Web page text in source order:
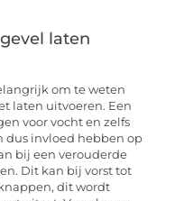
laten
om te weten
laten uitvoeren. Een
voor vocht en zelfs
dus invloed hebben op
bij een verouderde
Dit kan bij vorst tot
dit wordt